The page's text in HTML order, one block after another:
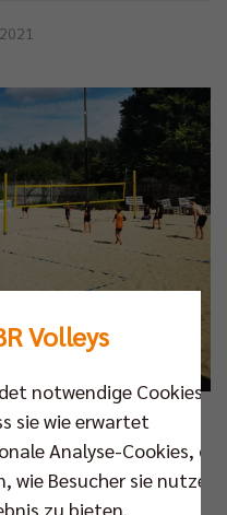
Berlins Schulen
Volleys
notwendige Cookies,
sie wie erwartet
Analyse-Cookies, die
Besucher sie nutzen,
zu bieten.